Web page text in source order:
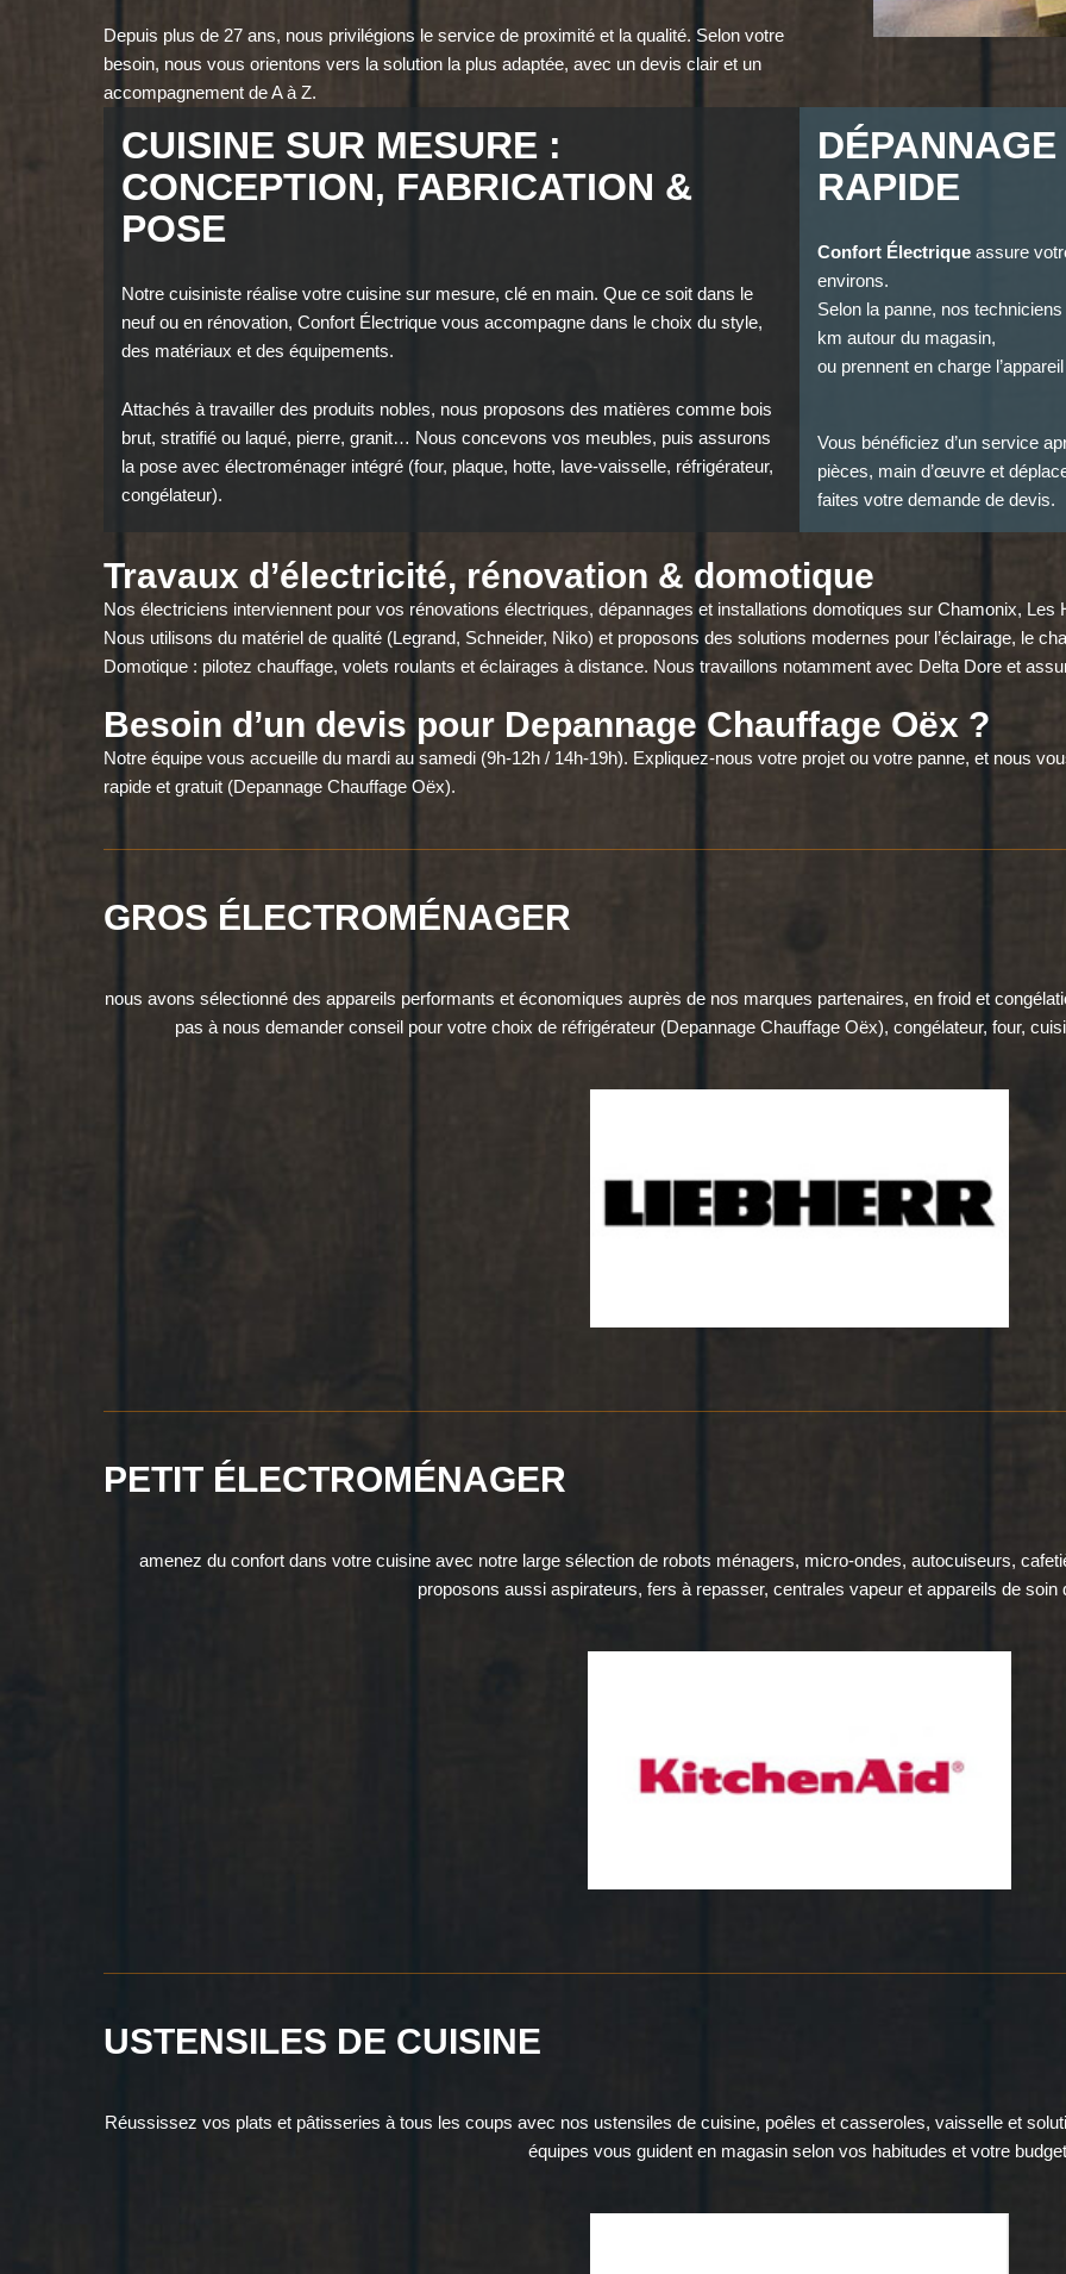
Depuis plus de 27 ans, nous privilégions le service de proximité et la qualité. Selon votre
besoin, nous vous orientons vers la solution la plus adaptée, avec un devis clair et un
accompagnement de A à Z.
CUISINE SUR MESURE :
CONCEPTION, FABRICATION &
POSE
Notre cuisiniste réalise votre cuisine sur mesure, clé en main. Que ce soit dans le
neuf ou en rénovation, Confort Électrique vous accompagne dans le choix du style,
des matériaux et des équipements.
Attachés à travailler des produits nobles, nous proposons des matières comme bois
brut, stratifié ou laqué, pierre, granit… Nous concevons vos meubles, puis assurons
la pose avec électroménager intégré (four, plaque, hotte, lave-vaisselle, réfrigérateur,
congélateur).
RAPIDE
Confort Électrique assure
environs.
Selon la panne, nos
km autour du magasin,
ou prennent en charge
Vous bénéficiez d’un service
pièces, main d’œuvre et
faites votre demande de devis.
Travaux d’électricité, rénovation & domotique
Nos électriciens interviennent pour vos rénovations électriques, dépannages et installations domotiques sur Chamonix,
Nous utilisons du matériel de qualité (Legrand, Schneider, Niko) et proposons des solutions modernes pour l’éclairage, le
Domotique : pilotez chauffage, volets roulants et éclairages à distance. Nous travaillons notamment avec Delta Dore et
Besoin d’un devis pour Depannage Chauffage Oëx ?
Notre équipe vous accueille du mardi au samedi (9h-12h / 14h-19h). Expliquez-nous votre projet ou votre panne, et nous
rapide et gratuit (Depannage Chauffage Oëx).
GROS ÉLECTROMÉNAGER
nous avons sélectionné des appareils performants et économiques auprès de nos marques partenaires, en froid et
pas à nous demander conseil pour votre choix de réfrigérateur (Depannage Chauffage Oëx), congélateur, four,
PETIT ÉLECTROMÉNAGER
amenez du confort dans votre cuisine avec notre large sélection de robots ménagers, micro-ondes, autocuiseurs,
proposons aussi aspirateurs, fers à repasser, centrales vapeur et appareils de soin
USTENSILES DE CUISINE
Réussissez vos plats et pâtisseries à tous les coups avec nos ustensiles de cuisine, poêles et casseroles, vaisselle et
équipes vous guident en magasin selon vos habitudes et votre